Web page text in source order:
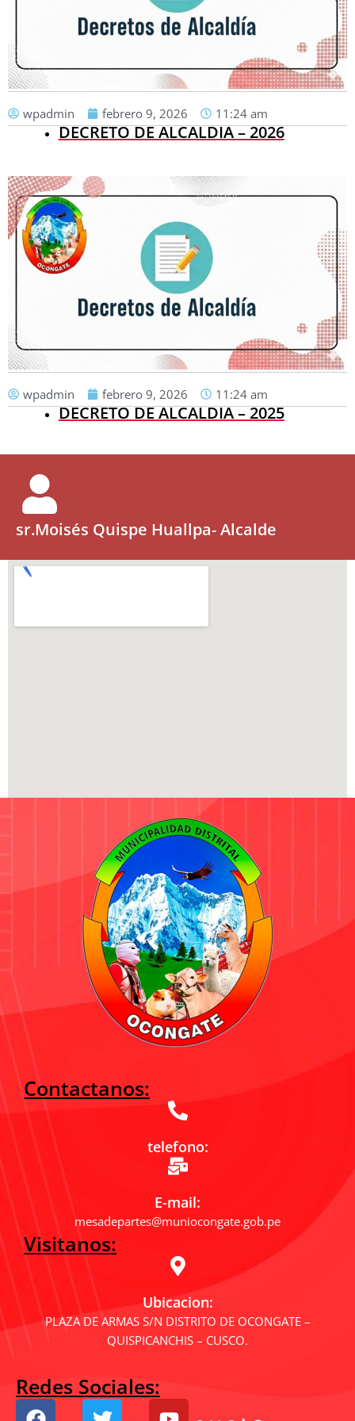
wpadmin febrero 9, 2026 11:24 am
DECRETO DE ALCALDIA – 2026
wpadmin febrero 9, 2026 11:24 am
DECRETO DE ALCALDIA – 2025
sr.Moisés Quispe Huallpa- Alcalde
Contactanos:
telefono:
E-mail:
mesadepartes@muniocongate.gob.pe
Visitanos:
Ubicacion:
PLAZA DE ARMAS S/N DISTRITO DE OCONGATE –
QUISPICANCHIS – CUSCO.
Redes Sociales:
F
T
Y